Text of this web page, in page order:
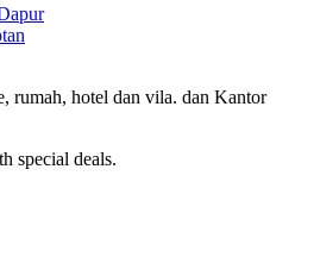
rumah, hotel dan vila. dan Kantor
special deals.